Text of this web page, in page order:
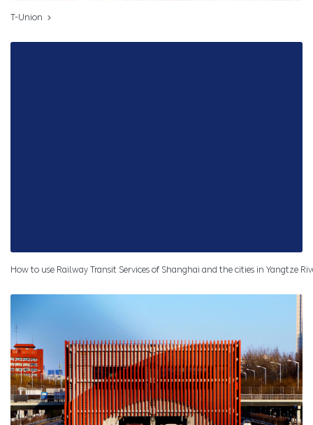
T-Union
How to use Railway Transit Services of Shanghai and the cities in Yangtze